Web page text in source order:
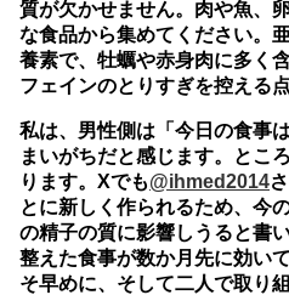
質が欠かせません。肉や魚、
な食品から集めてください。
養素で、牡蠣や赤身肉に多く
フェインのとりすぎを控える
私は、男性側は「今日の食事
まいがちだと感じます。とこ
ります。Xでも@ihmed2014
とに新しく作られるため、今
の精子の質に影響しうると書
整えた食事が数か月先に効い
そ早めに、そして二人で取り